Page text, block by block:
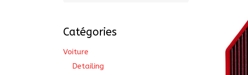
Catégories
Voiture
Detailing